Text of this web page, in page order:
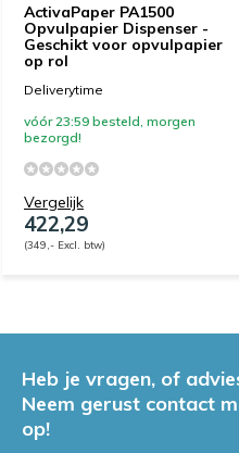
ActivaPaper PA1500
Opvulpapier Dispenser -
Geschikt voor opvulpapier
op rol
Deliverytime
vóór 23:59 besteld, morgen
bezorgd!
Vergelijk
422,29
(349,- Excl. btw)
Heb je vragen, of
Neem gerust contact
op!